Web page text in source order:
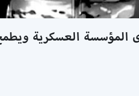
المؤسسة العسكرية